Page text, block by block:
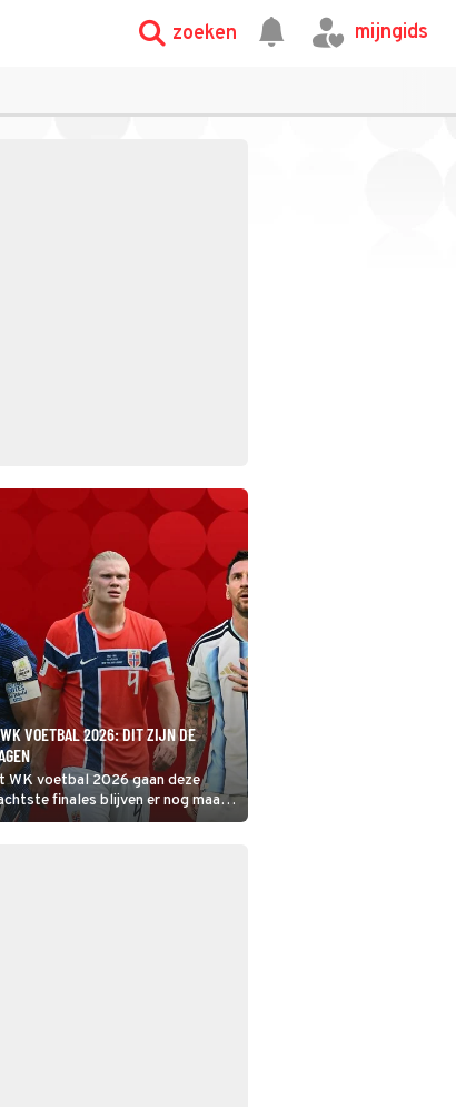
zoeken mijngids
VOETBAL 2026: DIT ZIJN DE
WK voetbal 2026 gaan deze
finales blijven er nog maar
dromen van de wereldtitel.